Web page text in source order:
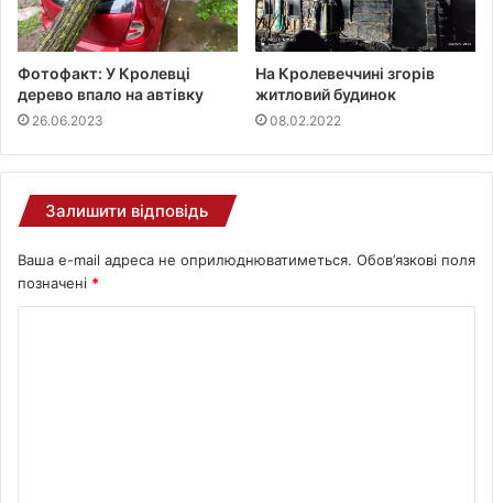
Фотофакт: У Кролевці
дерево впало на автівку
26.06.2023
На Кролевеччині згорів
житловий будинок
08.02.2022
Залишити відповідь
Ваша e-mail адреса не оприлюднюватиметься. Обов’язкові поля
позначені *